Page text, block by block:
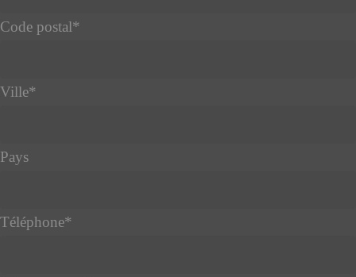
Code postal*
Ville*
Pays
Téléphone*